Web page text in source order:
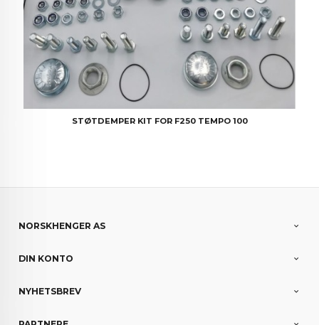
STØTDEMPER KIT FOR F250 TEMPO 100
NORSKHENGER AS
DIN KONTO
NYHETSBREV